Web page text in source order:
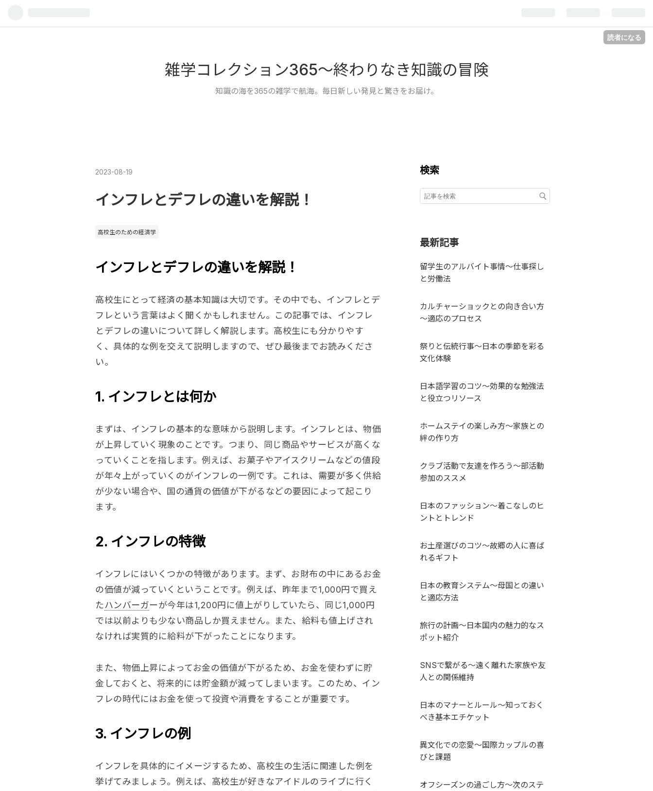
読者になる
雑学コレクション365～終わりなき知識の冒険
知識の海を365の雑学で航海。毎日新しい発見と驚きをお届け。
2023-08-19
インフレとデフレの違いを解説！
高校生のための経済学
インフレとデフレの違いを解説！
高校生にとって経済の基本知識は大切です。その中でも、インフレとデ
フレという言葉はよく聞くかもしれません。この記事では、インフレ
とデフレの違いについて詳しく解説します。高校生にも分かりやす
く、具体的な例を交えて説明しますので、ぜひ最後までお読みくださ
い。
1. インフレとは何か
まずは、インフレの基本的な意味から説明します。インフレとは、物価
が上昇していく現象のことです。つまり、同じ商品やサービスが高くな
っていくことを指します。例えば、お菓子やアイスクリームなどの値段
が年々上がっていくのがインフレの一例です。これは、需要が多く供給
が少ない場合や、国の通貨の価値が下がるなどの要因によって起こり
ます。
2. インフレの特徴
インフレにはいくつかの特徴があります。まず、お財布の中にあるお金
の価値が減っていくということです。例えば、昨年まで1,000円で買え
たハンバーガーが今年は1,200円に値上がりしていたら、同じ1,000円
では以前よりも少ない商品しか買えません。また、給料も値上げされ
なければ実質的に給料が下がったことになります。
また、物価上昇によってお金の価値が下がるため、お金を使わずに貯
金しておくと、将来的には貯金額が減ってしまいます。このため、イン
フレの時代にはお金を使って投資や消費をすることが重要です。
3. インフレの例
インフレを具体的にイメージするため、高校生の生活に関連した例を
挙げてみましょう。例えば、高校生が好きなアイドルのライブに行く
検索
最新記事
留学生のアルバイト事情～仕事探し
と労働法
カルチャーショックとの向き合い方
～適応のプロセス
祭りと伝統行事～日本の季節を彩る
文化体験
日本語学習のコツ～効果的な勉強法
と役立つリソース
ホームステイの楽しみ方～家族との
絆の作り方
クラブ活動で友達を作ろう～部活動
参加のススメ
日本のファッション～着こなしのヒ
ントとトレンド
お土産選びのコツ～故郷の人に喜ば
れるギフト
日本の教育システム～母国との違い
と適応方法
旅行の計画～日本国内の魅力的なス
ポット紹介
SNSで繋がる～遠く離れた家族や友
人との関係維持
日本のマナーとルール～知っておく
べき基本エチケット
異文化での恋愛～国際カップルの喜
びと課題
オフシーズンの過ごし方～次のステ